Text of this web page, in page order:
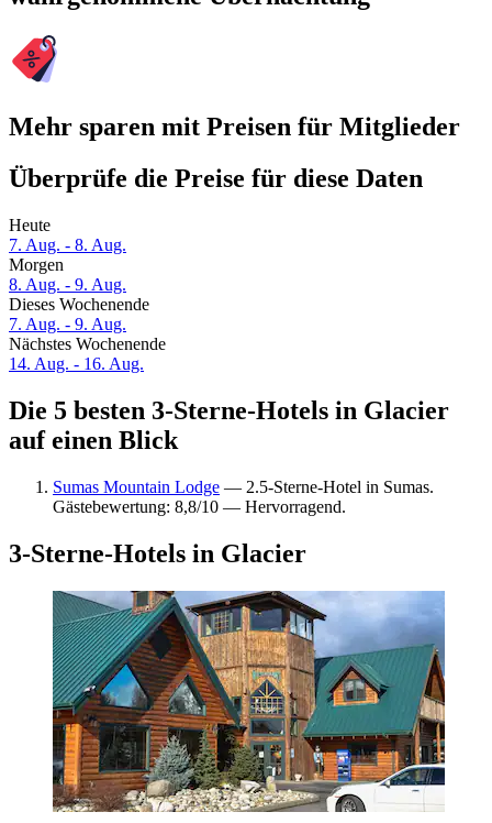
Mehr sparen mit Preisen für Mitglieder
Überprüfe die Preise für diese Daten
Heute
7. Aug. - 8. Aug.
Morgen
8. Aug. - 9. Aug.
Dieses Wochenende
7. Aug. - 9. Aug.
Nächstes Wochenende
14. Aug. - 16. Aug.
Die 5 besten 3-Sterne-Hotels in Glacier
auf einen Blick
Sumas Mountain Lodge — 2.5-Sterne-Hotel in Sumas.
Gästebewertung: 8,8/10 — Hervorragend.
3-Sterne-Hotels in Glacier